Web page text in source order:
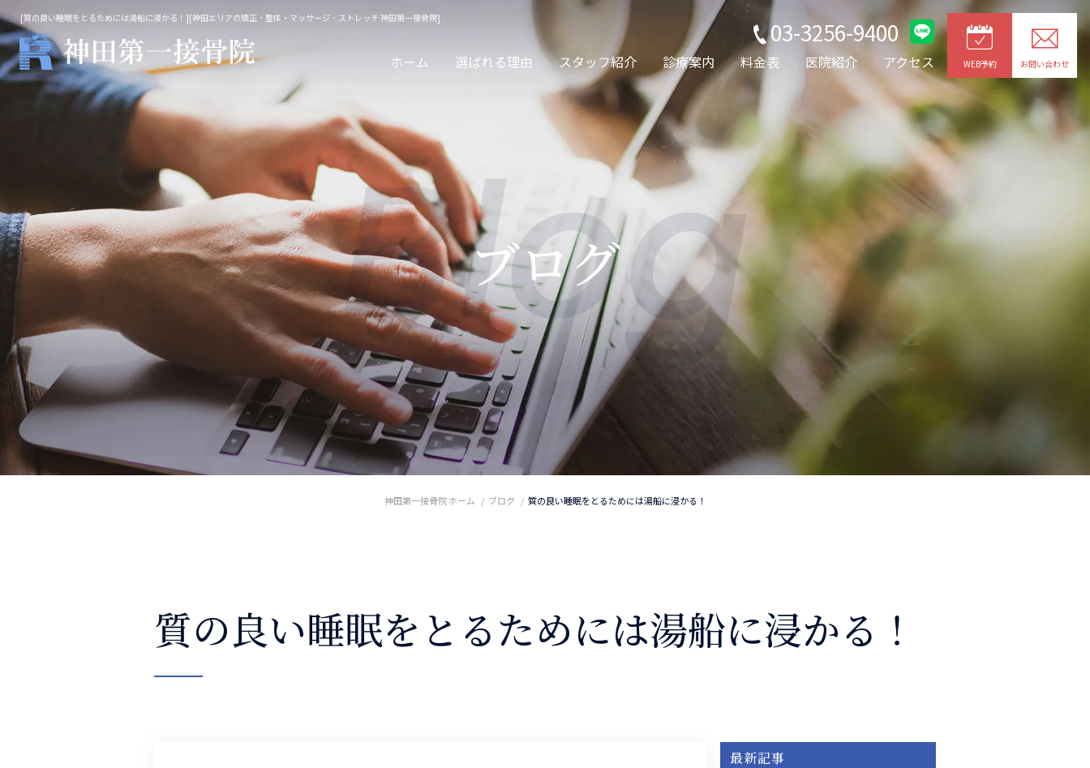
[質の良い睡眠をとるためには湯船に浸かる！][神田エリアの矯正・整体・マッサージ・ストレッチ 神田第一接骨院] 03-3256-9400
ホーム 選ばれる理由 スタッフ紹介 診療案内
整体・鍼灸 マッサージ・保険診療 交通事故 JOYトレ・キャビプロ
院長施術 不眠治療・頭痛治療 カッピング・ストレッチ
整体コラム
料金表 医院紹介 アクセス WEB予約 お問い合わせ
Blog
ブログ
神田第一接骨院 ホーム ブログ 質の良い睡眠をとるためには湯船に浸かる！
質の良い睡眠をとるためには湯船に浸かる！
最新記事